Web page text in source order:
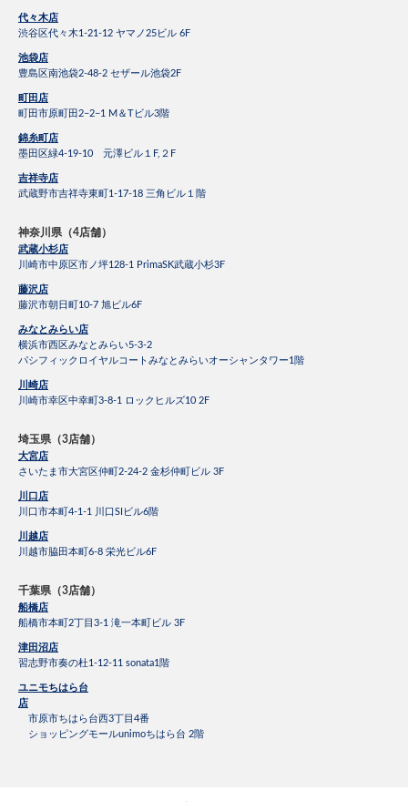
代々木店
渋谷区代々木1-21-12 ヤマノ25ビル 6F
池袋店
豊島区南池袋2-48-2 セザール池袋2F
町田店
町田市原町田2−2−1 M＆Tビル3階
錦糸町店
墨田区緑4-19-10 元澤ビル１F,２F
吉祥寺店
武蔵野市吉祥寺東町1-17-18 三角ビル１階
神奈川県（4店舗）
武蔵小杉店
川崎市中原区市ノ坪128-1 PrimaSK武蔵小杉3F
藤沢店
藤沢市朝日町10-7 旭ビル6F
みなとみらい店
横浜市西区みなとみらい5-3-2
パシフィックロイヤルコートみなとみらいオーシャンタワー1階
川崎店
川崎市幸区中幸町3-8-1 ロックヒルズ10 2F
埼玉県（3店舗）
大宮店
さいたま市大宮区仲町2-24-2 金杉仲町ビル 3F
川口店
川口市本町4-1-1 川口SIビル6階
川越店
川越市脇田本町6-8 栄光ビル6F
千葉県（3店舗）
船橋店
船橋市本町2丁目3-1 滝一本町ビル 3F
津田沼店
習志野市奏の杜1-12-11 sonata1階
ユニモちはら台
店
市原市ちはら台西3丁目4番
ショッピングモールunimoちはら台 2階